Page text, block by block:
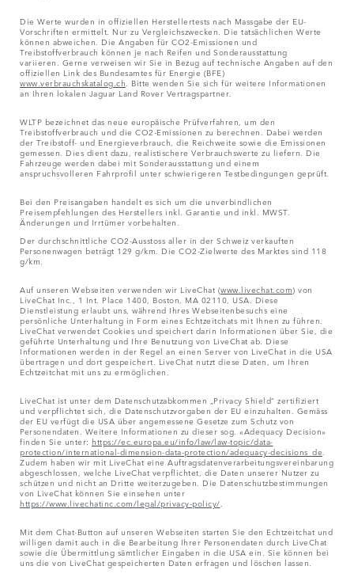
Die Werte wurden in offiziellen Herstellertests nach Massgabe der EU-
Vorschriften ermittelt. Nur zu Vergleichszwecken. Die tatsächlichen Werte
können abweichen. Die Angaben für CO2-Emissionen und
Treibstoffverbrauch können je nach Reifen und Sonderausstattung
variieren. Gerne verweisen wir Sie in Bezug auf technische Angaben auf den
offiziellen Link des Bundesamtes für Energie (BFE)
www.verbrauchskatalog.ch. Bitte wenden Sie sich für weitere Informationen
an Ihren lokalen Jaguar Land Rover Vertragspartner.
WLTP bezeichnet das neue europäische Prüfverfahren, um den
Treibstoffverbrauch und die CO2-Emissionen zu berechnen. Dabei werden
der Treibstoff- und Energieverbrauch, die Reichweite sowie die Emissionen
gemessen. Dies dient dazu, realistischere Verbrauchswerte zu liefern. Die
Fahrzeuge werden dabei mit Sonderausstattung und einem
anspruchsvolleren Fahrprofil unter schwierigeren Testbedingungen geprüft.
Bei den Preisangaben handelt es sich um die unverbindlichen
Preisempfehlungen des Herstellers inkl. Garantie und inkl. MWST.
Änderungen und Irrtümer vorbehalten.
Der durchschnittliche CO2-Ausstoss aller in der Schweiz verkauften
Personenwagen beträgt 129 g/km. Die CO2-Zielwerte des Marktes sind 118
g/km.
Auf unseren Webseiten verwenden wir LiveChat (www.livechat.com) von
LiveChat Inc., 1 Int. Place 1400, Boston, MA 02110, USA. Diese
Dienstleistung erlaubt uns, während Ihres Webseitenbesuchs eine
persönliche Unterhaltung in Form eines Echtzeitchats mit Ihnen zu führen.
LiveChat verwendet Cookies und speichert darin Informationen über Sie, die
geführte Unterhaltung und Ihre Benutzung von LiveChat ab. Diese
Informationen werden in der Regel an einen Server von LiveChat in die USA
übertragen und dort gespeichert. LiveChat nutzt diese Daten, um Ihren
Echtzeitchat mit uns zu ermöglichen.
LiveChat ist unter dem Datenschutzabkommen „Privacy Shield“ zertifiziert
und verpflichtet sich, die Datenschutzvorgaben der EU einzuhalten. Gemäss
der EU verfügt die USA über angemessene Gesetze zum Schutz von
Personendaten. Weitere Informationen zu dieser sog. «Adequacy Decision»
finden Sie unter: https://ec.europa.eu/info/law/law-topic/data-
protection/international-dimension-data-protection/adequacy-decisions_de.
Zudem haben wir mit LiveChat eine Auftragsdatenverarbeitungsvereinbarung
abgeschlossen, welche LiveChat verpflichtet, die Daten unserer Nutzer zu
schützen und nicht an Dritte weiterzugeben. Die Datenschutzbestimmungen
von LiveChat können Sie einsehen unter
https://www.livechatinc.com/legal/privacy-policy/.
Mit dem Chat-Button auf unseren Webseiten starten Sie den Echtzeitchat und
willigen damit auch in die Bearbeitung Ihrer Personendaten durch LiveChat
sowie die Übermittlung sämtlicher Eingaben in die USA ein. Sie können bei
uns die von LiveChat gespeicherten Daten erfragen und löschen lassen.